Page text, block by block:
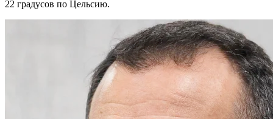
22 градусов по Цельсию.